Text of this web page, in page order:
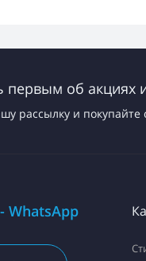
первым об акциях
рассылку и покупайте
WhatsApp